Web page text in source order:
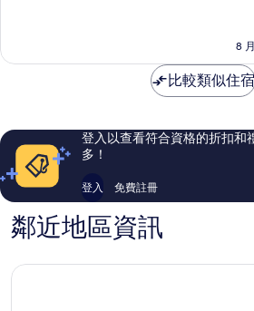
好
則
評
8
比較類似住宿
登入以查看符合資格的折扣和
多！
登入 免費註冊
鄰近地區資訊